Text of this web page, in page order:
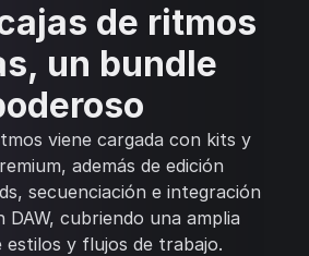
de ritmos
un bundle
viene cargada con kits y
además de edición
secuenciación e integración
DAW, cubriendo una amplia
estilos y flujos de trabajo.